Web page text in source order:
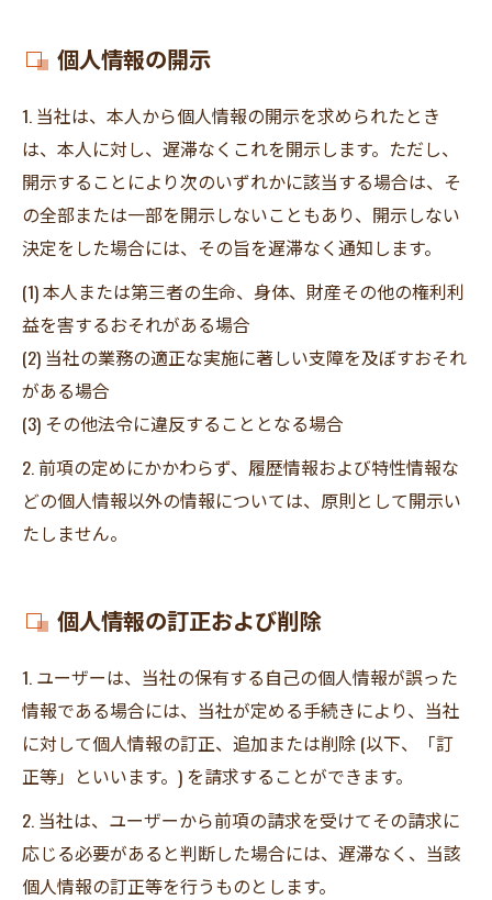
個人情報の開示
1. 当社は、本人から個人情報の開示を求められたとき
は、本人に対し、遅滞なくこれを開示します。ただし、
開示することにより次のいずれかに該当する場合は、そ
の全部または一部を開示しないこともあり、開示しない
決定をした場合には、その旨を遅滞なく通知します。
(1) 本人または第三者の生命、身体、財産その他の権利利
益を害するおそれがある場合
(2) 当社の業務の適正な実施に著しい支障を及ぼすおそれ
がある場合
(3) その他法令に違反することとなる場合
2. 前項の定めにかかわらず、履歴情報および特性情報な
どの個人情報以外の情報については、原則として開示い
たしません。
個人情報の訂正および削除
1. ユーザーは、当社の保有する自己の個人情報が誤った
情報である場合には、当社が定める手続きにより、当社
に対して個人情報の訂正、追加または削除 (以下、「訂
正等」といいます。) を請求することができます。
2. 当社は、ユーザーから前項の請求を受けてその請求に
応じる必要があると判断した場合には、遅滞なく、当該
個人情報の訂正等を行うものとします。